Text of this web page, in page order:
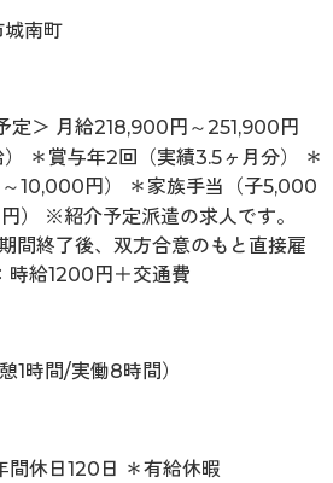
城南町
定＞ 月給218,900円～251,900円
） ＊賞与年2回（実績3.5ヶ月分） ＊
10,000円） ＊家族手当（子5,000
） ※紹介予定派遣の求人です。
間終了後、双方合意のもと直接雇
給1200円＋交通費
1時間/実働8時間）
間休日120日 ＊有給休暇